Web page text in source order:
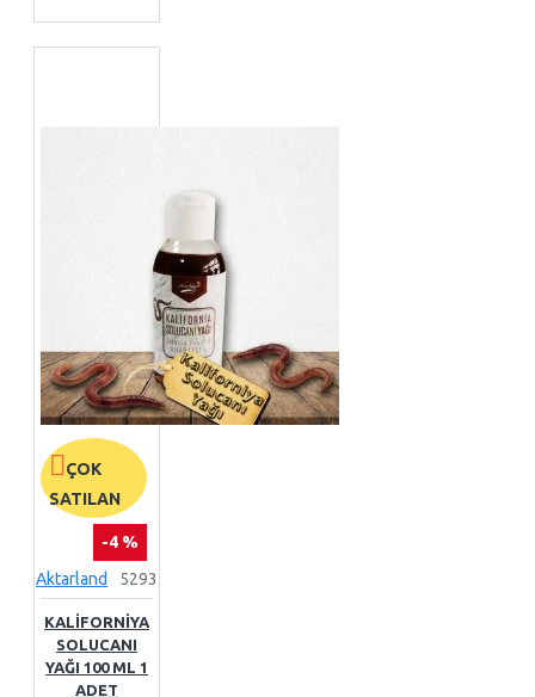
ÇOK
SATILAN
-4 %
Aktarland
5293
KALIFORNIYA
SOLUCANI
YAĞI 100 ML 1
ADET